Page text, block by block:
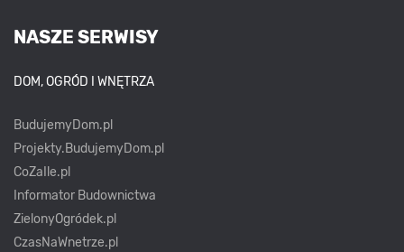
NASZE SERWISY
DOM, OGRÓD I WNĘTRZA
BudujemyDom.pl
Projekty.BudujemyDom.pl
CoZaIle.pl
Informator Budownictwa
ZielonyOgródek.pl
CzasNaWnetrze.pl